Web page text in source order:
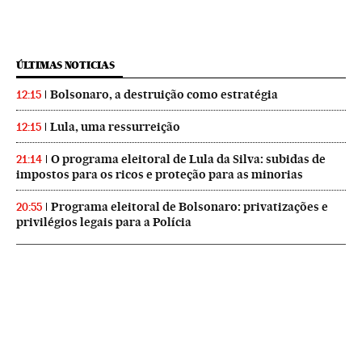
ÚLTIMAS NOTICIAS
12:15 Bolsonaro, a destruição como estratégia
12:15 Lula, uma ressurreição
21:14
O programa eleitoral de Lula da Silva: subidas de
impostos para os ricos e proteção para as minorias
20:55
Programa eleitoral de Bolsonaro: privatizações e
privilégios legais para a Polícia